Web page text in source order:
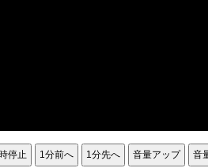
停止 1分前へ 1分先へ 音量アップ 音